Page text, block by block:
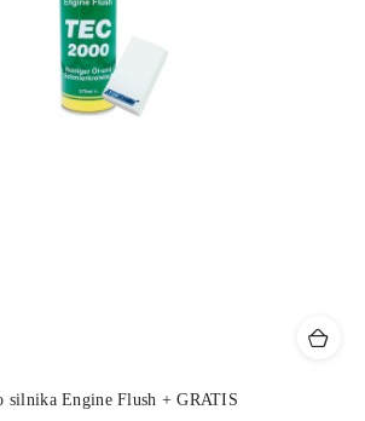
silnika Engine Flush + GRATIS